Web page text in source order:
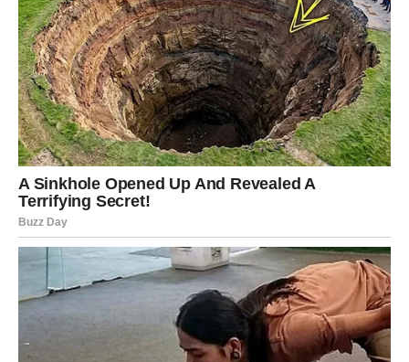
Za Jarčeve počinje fazamaterijalnog i životnog pomaka.
Ono što je bilo teško — postaje lakše. Ono što je bilo
neizvesno — dobija stabilnost.
Može doći do finansijskog olakšanja, poslovnog uspeha ili
rešenja problema koji vas je dugo mučio. Ali najvažnije —
dolazi osećaj sigurnosti koji vraća mir.
U emotivnom smislu — dolazi toplina. Ljubav koja
umiruje, a ne opterećuje. Odnos koji daje podršku, a ne
traži dokazivanje.
Jarac ulazi u period kada više ne mora da se bori za svaki
korak. Put se otvara sam.